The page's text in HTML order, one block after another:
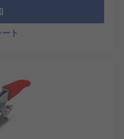
ライドがレール
る物体をクラン
クランプのヘッ
するための長い金
い部材や幅広の
ルクランプ - 額縁
ト